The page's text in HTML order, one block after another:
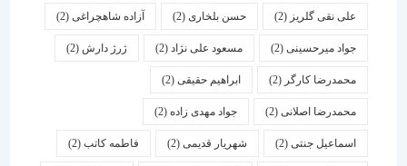
علی نقی گلریز(2) حسن بلخاری(2) آزاده شاهچراغی(2)
جواد میرحسینی(2) مسعود علی نژاد(2) ژرژ دارش (2)
محمدرضا کارگر(2) ابراهیم حقیقی(2)
محمدرضا اصلانی(2) جواد مهدی زاده(2)
اسماعیل جنتی(2) شهریار قدیمی(2) فاطمه کاتب(2)